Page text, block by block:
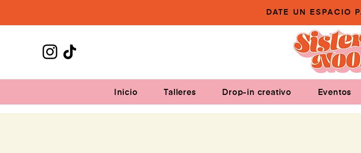
DATE UN ESPACIO
Inicio Talleres Drop-in creativo Eventos